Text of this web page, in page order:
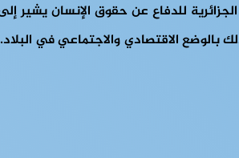
للدفاع عن حقوق الإنسان يشير
بالوضع الاقتصادي والاجتماعي في